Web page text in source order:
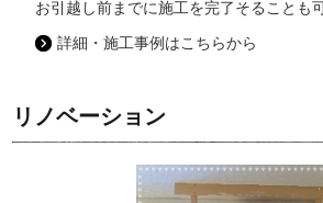
お引越し前までに施工を完了そることも
詳細・施工事例はこちらから
リノベーション